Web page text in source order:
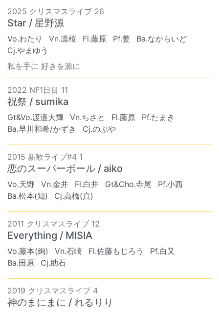
2025 クリスマスライブ 26
Star / 星野源
Vo.わたり Vn.凛桜 Fl.藤原 Pf.姜
Ba.なからいど
Cj.やまゆう
私を手に 好きを源に
2022 NF1日目 11
祝祭 / sumika
Gt&Vo.渡邉大輝 Vn.ちさと Fl.藤原
Pf.たまき
Ba.早川和希/かずき
Cj.のぶや
2015 新歓ライブ#4 1
恋のスーパーボール / aiko
Vo.天野 Vn.金井 Fl.白井 Gt&Cho.寺尾
Pf.小西
Ba.松本(知)
Cj.高橋(真)
2011 クリスマスライブ 12
Everything / MISIA
Vo.藤本(絢) Vn.石崎 Fl.佐藤もじろう
Pf.白又
Ba.田原
Cj.助石
2019 クリスマスライブ 4
神のまにまに / れるりり